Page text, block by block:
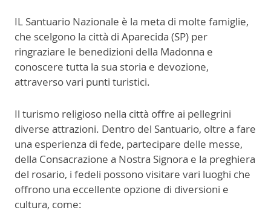
IL Santuario Nazionale è la meta di molte famiglie,
che scelgono la città di Aparecida (SP) per
ringraziare le benedizioni della Madonna e
conoscere tutta la sua storia e devozione,
attraverso vari punti turistici.
Il turismo religioso nella città offre ai pellegrini
diverse attrazioni. Dentro del Santuario, oltre a fare
una esperienza di fede, partecipare delle messe,
della Consacrazione a Nostra Signora e la preghiera
del rosario, i fedeli possono visitare vari luoghi che
offrono una eccellente opzione di diversioni e
cultura, come: